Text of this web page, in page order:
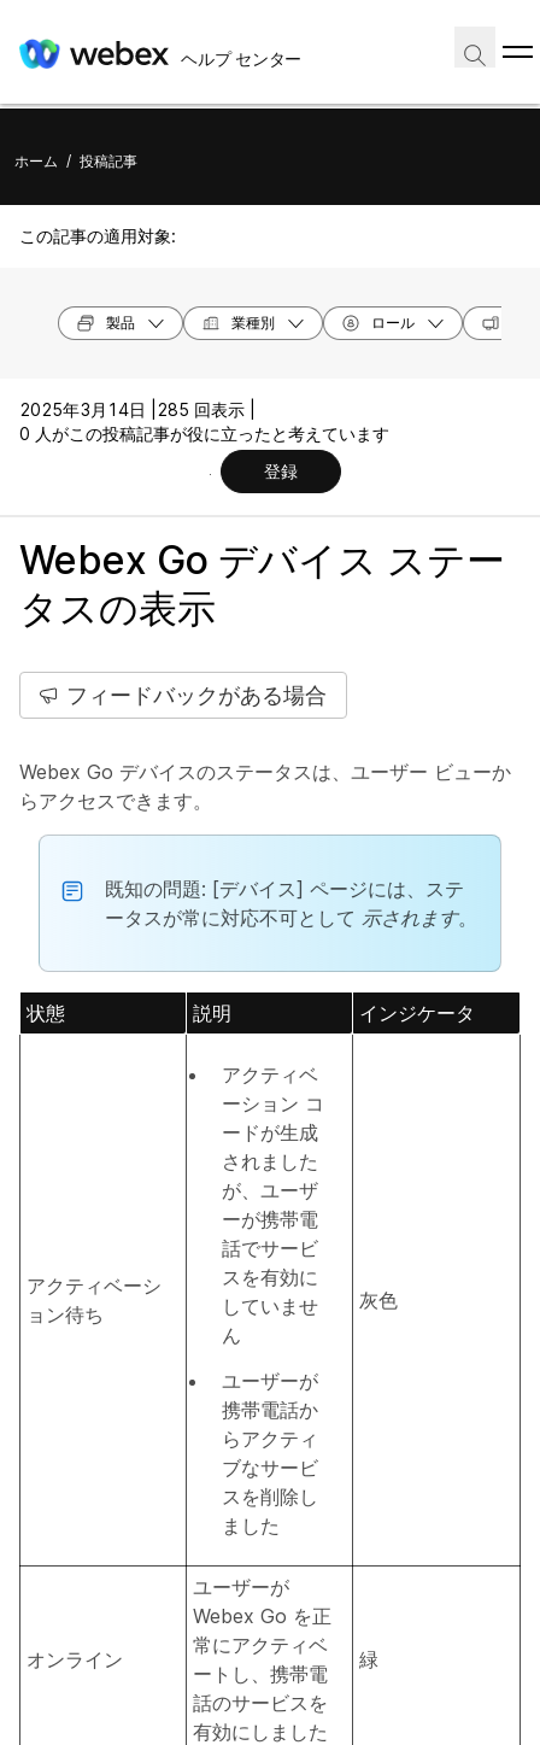
ヘルプ センター
ホーム / 投稿記事
この記事の適用対象:
製品 業種別 ロール
2025年3月14日 |
285 回表示 |
0 人がこの投稿記事が役に立ったと考えています
登録
Webex Go デバイス ステー
タスの表示
フィードバックがある場合
Webex Go デバイスのステータスは、ユーザー ビューか
らアクセスできます。
既知の問題: [デバイス] ページには、ステ
ータスが常に対応不可として 示されます。
状態 説明 インジケータ
アクティベーシ
ョン待ち
アクティベ
ーション コ
ードが生成
されました
が、ユーザ
ーが携帯電
話でサービ
スを有効に
していませ
ん
ユーザーが
携帯電話か
らアクティ
ブなサービ
スを削除し
ました
灰色
オンライン
ユーザーが
Webex Go を正
常にアクティベ
ートし、携帯電
話のサービスを
有効にしました
緑